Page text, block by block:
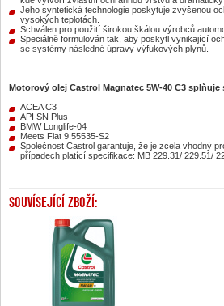
Jeho syntetická technologie poskytuje zvýšenou
vysokých teplotách.
Schválen pro použití širokou škálou výrobců
Speciálně formulován tak, aby poskytl vynikající
se systémy následné úpravy výfukových plynů.
Motorový olej Castrol Magnatec 5W-40 C3 splňuje
ACEA C3
API SN Plus
BMW Longlife-04
Meets Fiat 9.55535-S2
Společnost Castrol garantuje, že je zcela vhodný
případech platící specifikace: MB 229.31/ 229.51/
SOUVÍSEJÍCÍ ZBOŽÍ: